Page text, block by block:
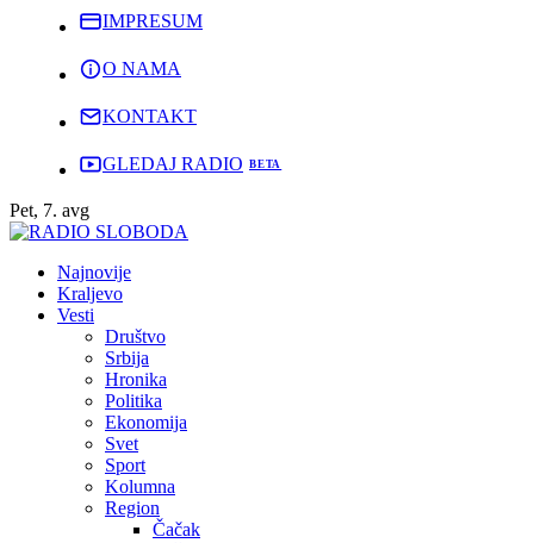
IMPRESUM
O NAMA
KONTAKT
GLEDAJ RADIO
Pet, 7. avg
Najnovije
Kraljevo
Vesti
Društvo
Srbija
Hronika
Politika
Ekonomija
Svet
Sport
Kolumna
Region
Čačak